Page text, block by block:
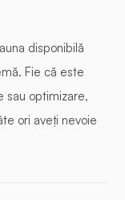
disponibilă
Fie că este
sau optimizare,
ori aveți nevoie